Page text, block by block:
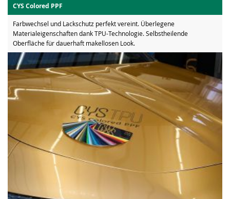
CYS Colored PPF
Farbwechsel und Lackschutz perfekt vereint. Überlegene
Materialeigenschaften dank TPU-Technologie. Selbstheilende
Oberfläche für dauerhaft makellosen Look.